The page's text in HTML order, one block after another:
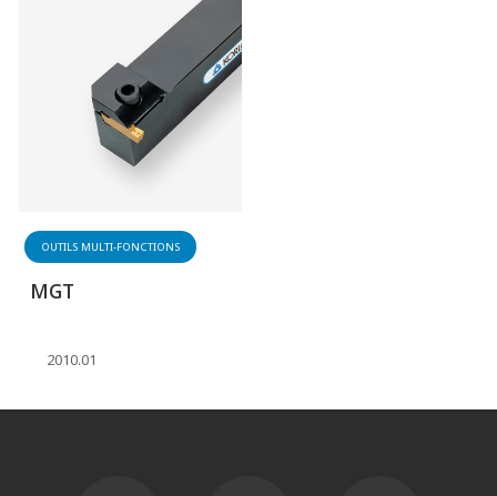
OUTILS MULTI-FONCTIONS
MGT
2010.01